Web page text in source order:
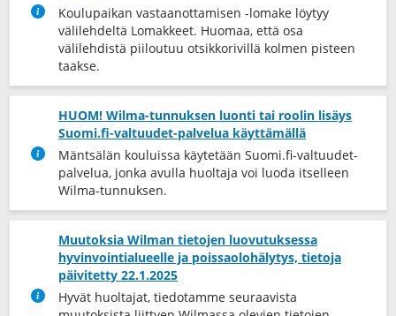
Koulupaikan vastaanottamisen -lomake löytyy
välilehdeltä Lomakkeet. Huomaa, että osa
välilehdistä piiloutuu otsikkorivillä kolmen pisteen
taakse.
HUOM! Wilma-tunnuksen luonti tai roolin lisäys
Suomi.fi-valtuudet-palvelua käyttämällä
Mäntsälän kouluissa käytetään Suomi.fi-valtuudet-
palvelua, jonka avulla huoltaja voi luoda itselleen
Wilma-tunnuksen.
Muutoksia Wilman tietojen luovutuksessa
hyvinvointialueelle ja poissaolohälytys, tietoja
päivitetty 22.1.2025
Hyvät huoltajat, tiedotamme seuraavista